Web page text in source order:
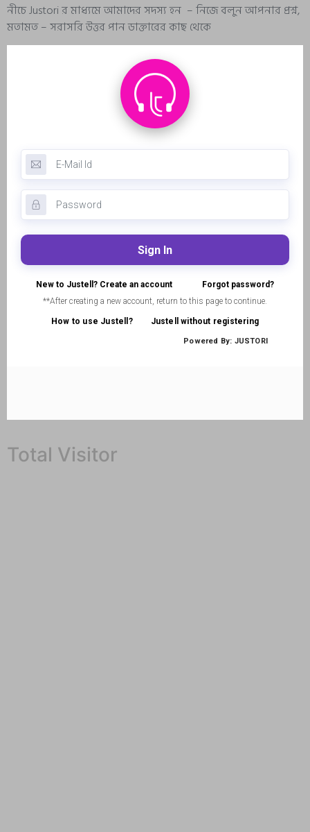
নীচে Justori র মাধ্যমে আমাদের সদস্য হন – নিজে বলুন আপনার প্রশ্ন,
মতামত – সরাসরি উত্তর পান ডাক্তারের কাছ থেকে
Total Visitor